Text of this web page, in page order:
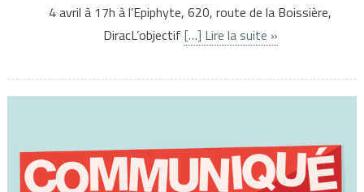
4 avril à 17h à l’Epiphyte, 620, route de la Boissière,
DiracL’objectif […] Lire la suite »